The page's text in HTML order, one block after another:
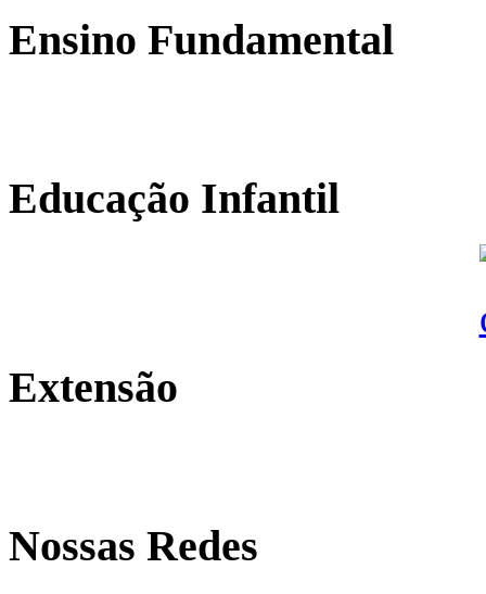
Ensino Fundamental
Educação Infantil
Extensão
Nossas Redes